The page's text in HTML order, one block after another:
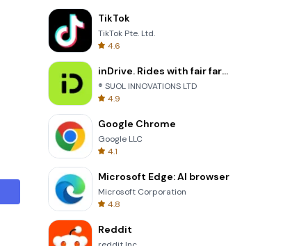
TikTok
TikTok Pte. Ltd.
4.6
inDrive. Rides with fair fares
® SUOL INNOVATIONS LTD
4.9
Google Chrome
Google LLC
4.1
Microsoft Edge: AI browser
Microsoft Corporation
4.8
Reddit